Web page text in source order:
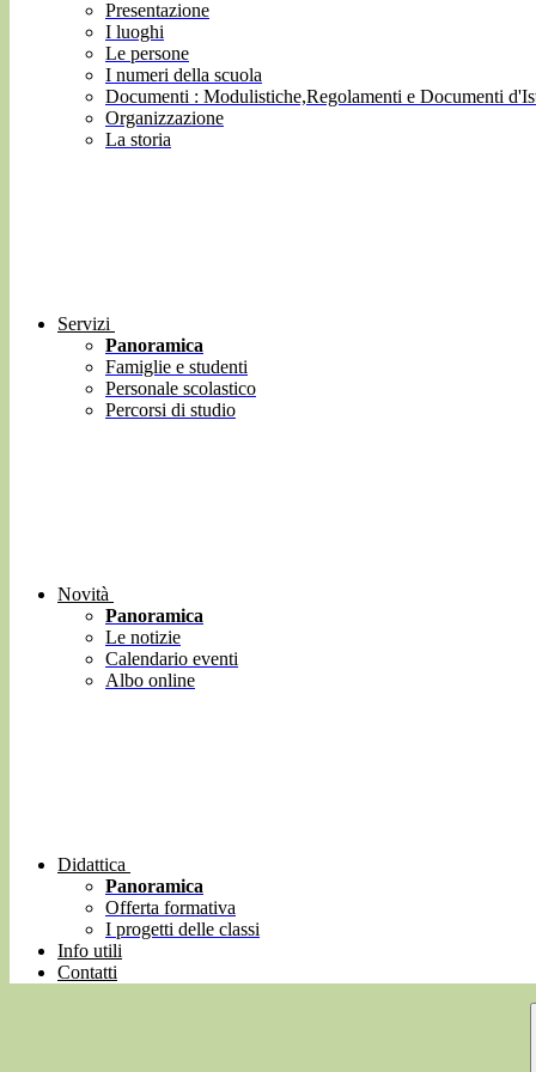
Presentazione
I luoghi
Le persone
I numeri della scuola
Documenti : Modulistiche,Regolamenti e Documenti
Organizzazione
La storia
Servizi
Panoramica
Famiglie e studenti
Personale scolastico
Percorsi di studio
Novità
Panoramica
Le notizie
Calendario eventi
Albo online
Didattica
Panoramica
Offerta formativa
I progetti delle classi
Info utili
Contatti